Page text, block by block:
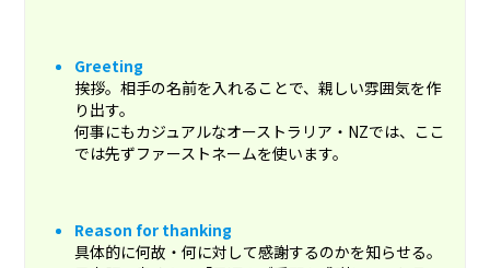
Greeting
挨拶。相手の名前を入れることで、親しい雰囲気を作
り出す。
何事にもカジュアルなオーストラリア・NZでは、ここ
では先ずファーストネームを使います。
Reason for thanking
具体的に何故・何に対して感謝するのかを知らせる。